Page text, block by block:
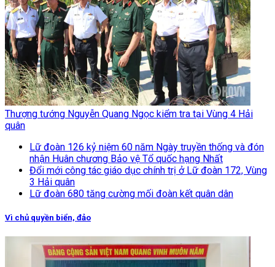
Thượng tướng Nguyễn Quang Ngọc kiểm tra tại Vùng 4 Hải
quân
Lữ đoàn 126 kỷ niệm 60 năm Ngày truyền thống và đón
nhận Huân chương Bảo vệ Tổ quốc hạng Nhất
Đổi mới công tác giáo dục chính trị ở Lữ đoàn 172, Vùng
3 Hải quân
Lữ đoàn 680 tăng cường mối đoàn kết quân dân
Vì chủ quyền biển, đảo